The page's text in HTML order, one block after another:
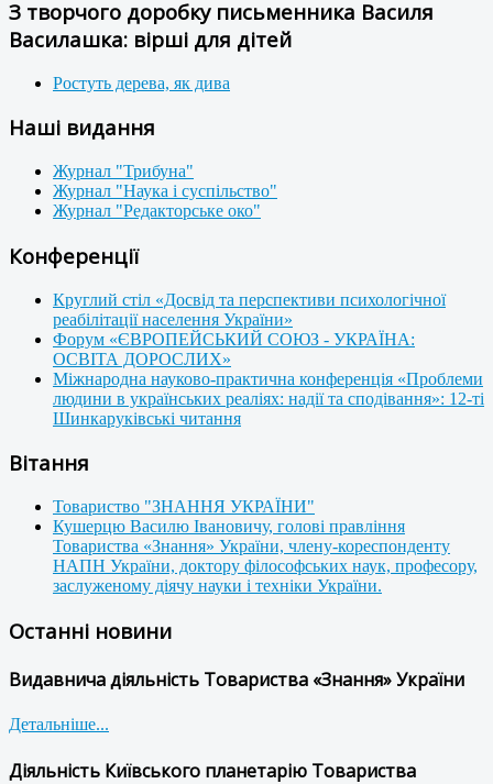
З творчого доробку письменника Василя
Василашка: вірші для дітей
Ростуть дерева, як дива
Наші видання
Журнал "Трибуна"
Журнал "Наука і суспільство"
Журнал "Редакторське око"
Конференції
Круглий стіл «Досвід та перспективи психологічної
реабілітації населення України»
Форум «ЄВРОПЕЙСЬКИЙ СОЮЗ - УКРАЇНА:
ОСВІТА ДОРОСЛИХ»
Міжнародна науково-практична конференція «Проблеми
людини в українських реаліях: надії та сподівання»: 12-ті
Шинкаруківські читання
Вітання
Товариство "ЗНАННЯ УКРАЇНИ"
Кушерцю Василю Івановичу, голові правління
Товариства «Знання» України, члену-кореспонденту
НАПН України, доктору філософських наук, професору,
заслуженому діячу науки і техніки України.
Останні новини
Видавнича діяльність Товариства «Знання» України
Детальніше...
Діяльність Київського планетарію Товариства